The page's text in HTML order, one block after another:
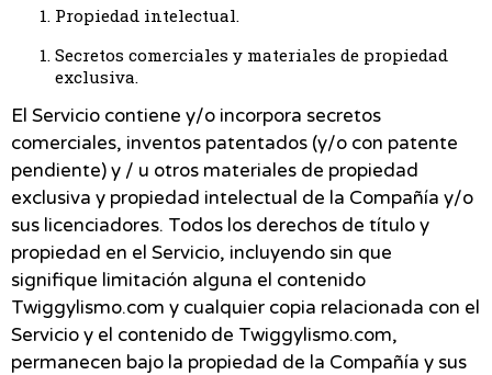
Propiedad intelectual.
Secretos comerciales y materiales de propiedad
exclusiva.
El Servicio contiene y/o incorpora secretos
comerciales, inventos patentados (y/o con patente
pendiente) y / u otros materiales de propiedad
exclusiva y propiedad intelectual de la Compañía y/o
sus licenciadores. Todos los derechos de título y
propiedad en el Servicio, incluyendo sin que
signifique limitación alguna el contenido
Twiggylismo.com y cualquier copia relacionada con el
Servicio y el contenido de Twiggylismo.com,
permanecen bajo la propiedad de la Compañía y sus